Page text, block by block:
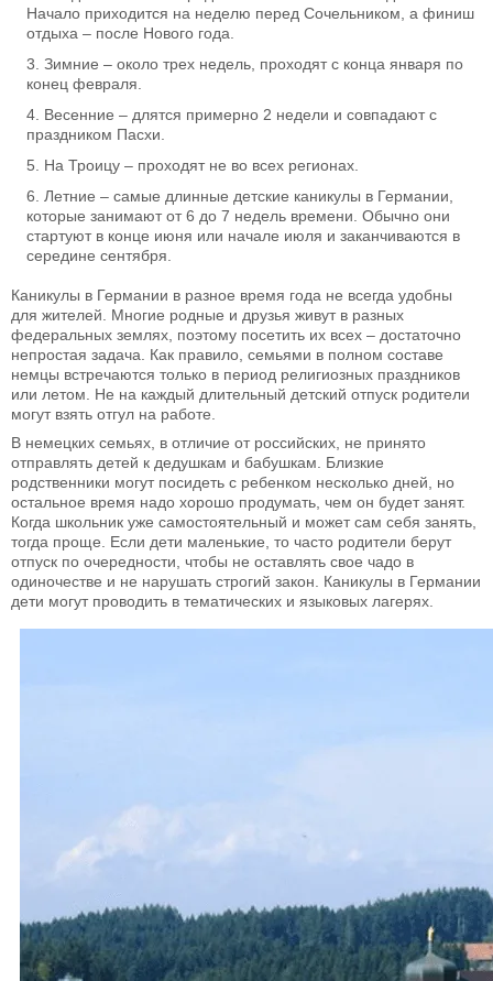
Начало приходится на неделю перед Сочельником, а финиш
отдыха – после Нового года.
Зимние – около трех недель, проходят с конца января по
конец февраля.
Весенние – длятся примерно 2 недели и совпадают с
праздником Пасхи.
На Троицу – проходят не во всех регионах.
Летние – самые длинные детские каникулы в Германии,
которые занимают от 6 до 7 недель времени. Обычно они
стартуют в конце июня или начале июля и заканчиваются в
середине сентября.
Каникулы в Германии в разное время года не всегда удобны
для жителей. Многие родные и друзья живут в разных
федеральных землях, поэтому посетить их всех – достаточно
непростая задача. Как правило, семьями в полном составе
немцы встречаются только в период религиозных праздников
или летом. Не на каждый длительный детский отпуск родители
могут взять отгул на работе.
В немецких семьях, в отличие от российских, не принято
отправлять детей к дедушкам и бабушкам. Близкие
родственники могут посидеть с ребенком несколько дней, но
остальное время надо хорошо продумать, чем он будет занят.
Когда школьник уже самостоятельный и может сам себя занять,
тогда проще. Если дети маленькие, то часто родители берут
отпуск по очередности, чтобы не оставлять свое чадо в
одиночестве и не нарушать строгий закон. Каникулы в Германии
дети могут проводить в тематических и языковых лагерях.